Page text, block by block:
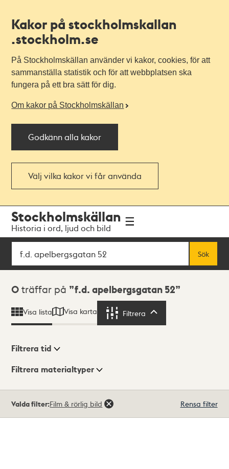
Kakor på stockholmskallan
.stockholm.se
På Stockholmskällan använder vi kakor, cookies, för att
sammanställa statistik och för att webbplatsen ska
fungera på ett bra sätt för dig.
Om kakor på Stockholmskällan
Godkänn alla kakor
Välj vilka kakor vi får använda
navigationen
huvudinnehållet
Stockholmskällan
Historia i ord, ljud och bild
Sök
Sök
Sökresultat
0 träffar på f.d. apelbergsgatan 52
Visa lista Visa karta Filtrera
Visningsläge
Filtrera tid
Filtrera materialtyper
träffar
Valda filter:Film & rörlig bild Rensa filter